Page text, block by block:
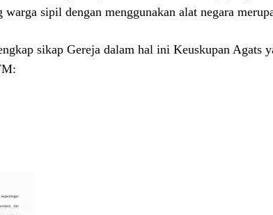
warga sipil dengan menggunakan alat negara
sikap Gereja dalam hal ini Keuskupan Agats